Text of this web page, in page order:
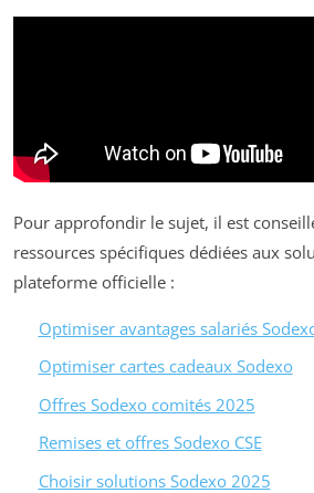
Pour approfondir le sujet, il est
ressources spécifiques dédiées aux
plateforme officielle :
Optimiser avantages salariés
Optimiser cartes cadeaux Sodexo
Offres Sodexo comités 2025
Remises et offres Sodexo CSE
Choisir solutions Sodexo 2025